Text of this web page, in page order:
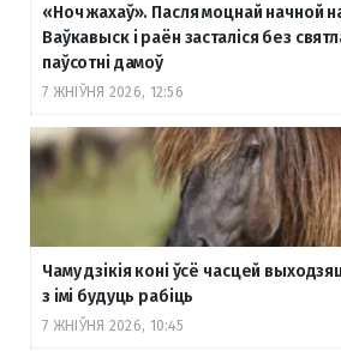
«Ноч жахаў». Пасля моцнай начной
Ваўкавыск і раён засталіся без
паўсотні дамоў
7 ЖНІЎНЯ 2026, 12:56
Чаму дзікія коні ўсё часцей
з імі будуць рабіць
7 ЖНІЎНЯ 2026, 10:45